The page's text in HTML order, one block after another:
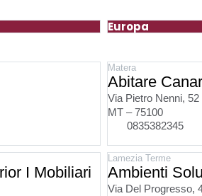
Europa
Matera
Abitare
Via Pietro Nenni, 52
MT – 75100
0835382345
I Mobiliari
Lamezia Terme
Ambienti
Via Del Progresso,